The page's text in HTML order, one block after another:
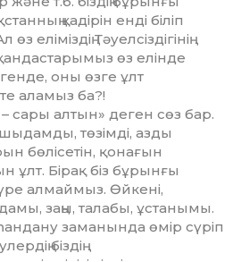
қадірін енді біліп
еліміздің Тәуелсіздігінің
қандастарымыз өз елінде
оны өзге ұлт
аламыз ба?!
– сары алтын» деген сөз бар.
төзімді, азды
бөлісетін, қонағын
ұлт. Бірақ біз бұрынғы
алмаймыз. Өйкені,
заңы, та­лабы, ұстанымы.
заманында өмір сүріп
біздің